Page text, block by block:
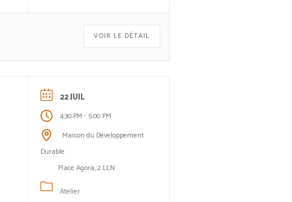
VOIR LE DÉTAIL
22 JUIL
4:30 PM - 5:00 PM
Maison du Développement
Durable
Place Agora, 2 LLN
Atelier